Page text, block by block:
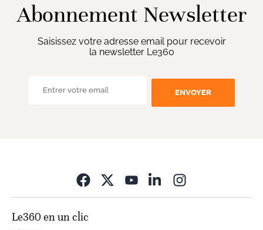
Abonnement Newsletter
Saisissez votre adresse email pour recevoir
la newsletter Le360
ENVOYER
Le360 en un clic